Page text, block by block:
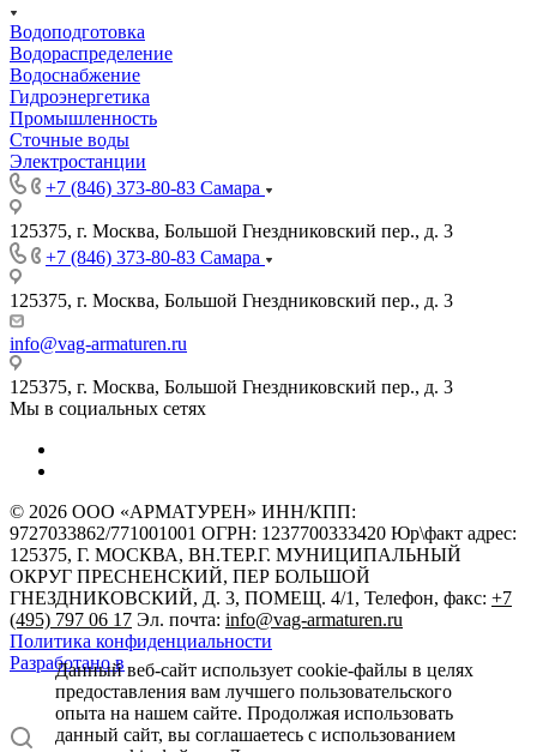
Водоподготовка
Водораспределение
Водоснабжение
Гидроэнергетика
Промышленность
Сточные воды
Электростанции
+7 (846) 373-80-83 Самара
125375, г. Москва, Большой Гнездниковский пер., д. 3
+7 (846) 373-80-83 Самара
125375, г. Москва, Большой Гнездниковский пер., д. 3
info@vag-armaturen.ru
125375, г. Москва, Большой Гнездниковский пер., д. 3
Мы в социальных сетях
© 2026 ООО «АРМАТУРЕН» ИНН/КПП:
9727033862/771001001 ОГРН: 1237700333420 Юр\факт адрес:
125375, Г. МОСКВА, ВН.ТЕР.Г. МУНИЦИПАЛЬНЫЙ
ОКРУГ ПРЕСНЕНСКИЙ, ПЕР БОЛЬШОЙ
ГНЕЗДНИКОВСКИЙ, Д. 3, ПОМЕЩ. 4/1, Телефон, факс: +7
(495) 797 06 17 Эл. почта: info@vag-armaturen.ru
Политика конфиденциальности
Разработано в
Данный веб-сайт использует cookie-файлы в целях
предоставления вам лучшего пользовательского
опыта на нашем сайте. Продолжая использовать
данный сайт, вы соглашаетесь с использованием